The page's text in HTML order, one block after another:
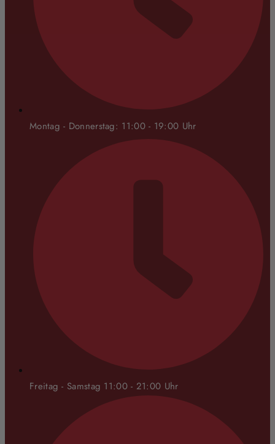
Montag - Donnerstag: 11:00 - 19:00 Uhr
Freitag - Samstag 11:00 - 21:00 Uhr